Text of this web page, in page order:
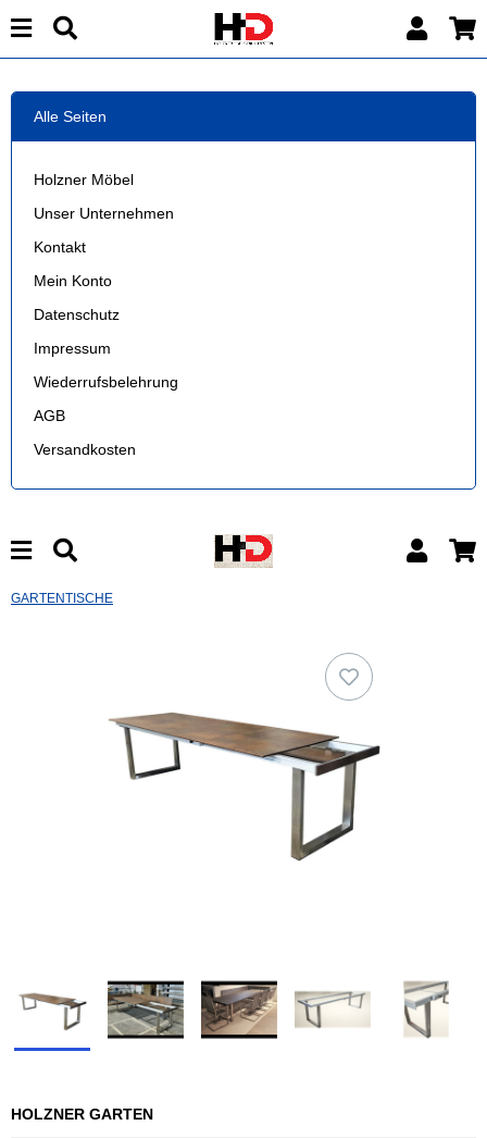
Alle Seiten
Holzner Möbel
Unser Unternehmen
Kontakt
Mein Konto
Datenschutz
Impressum
Wiederrufsbelehrung
AGB
Versandkosten
GARTENTISCHE
HOLZNER GARTEN